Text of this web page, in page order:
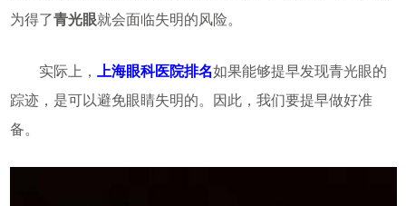
为得了青光眼就会面临失明的风险。
实际上， 上海眼科医院排名如果能够提早发现青光眼的
踪迹，是可以避免眼睛失明的。因此，我们要提早做好准
备。